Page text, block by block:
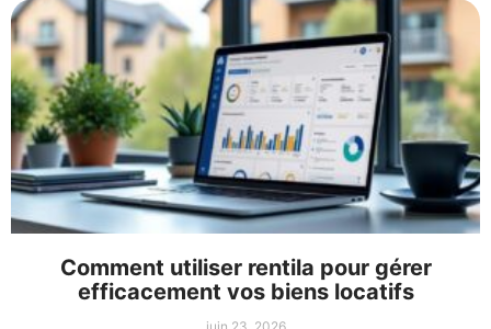
Comment utiliser rentila pour gérer
efficacement vos biens locatifs